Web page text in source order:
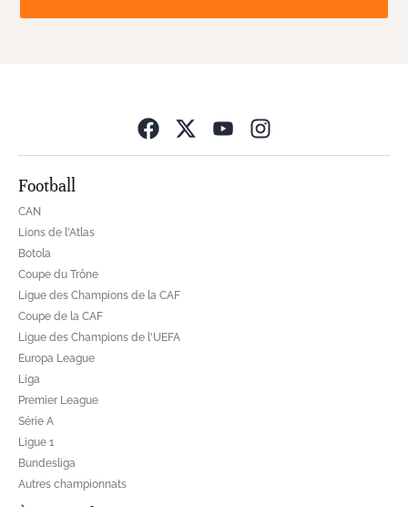
Football
CAN
Lions de l'Atlas
Botola
Coupe du Trône
Ligue des Champions de la CAF
Coupe de la CAF
Ligue des Champions de l'UEFA
Europa League
Liga
Premier League
Série A
Ligue 1
Bundesliga
Autres championnats